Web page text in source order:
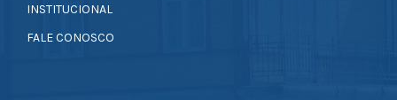
INSTITUCIONAL
FALE CONOSCO